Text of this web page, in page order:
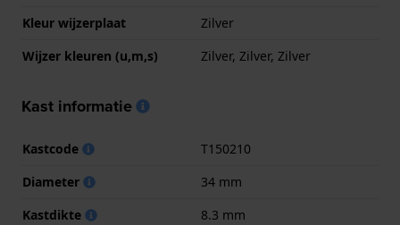
Kleur wijzerplaat
Zilver
Wijzer kleuren (u,m,s)
Zilver, Zilver, Zilver
Kast informatie
Kastcode
T150210
Diameter
34 mm
Kastdikte
8.3 mm